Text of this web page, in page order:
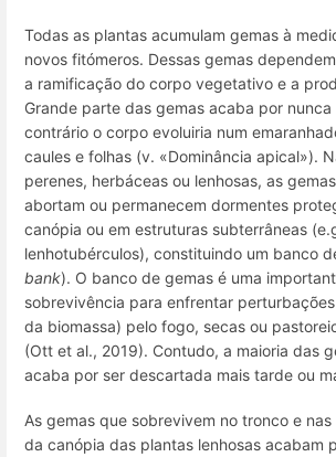
Todas as plantas acumulam gemas à
novos fitómeros. Dessas gemas
a ramificação do corpo vegetativo e a
Grande parte das gemas acaba por
contrário o corpo evoluiria num
caules e folhas (v. «Dominância apical»).
perenes, herbáceas ou lenhosas, as
abortam ou permanecem dormentes
canópia ou em estruturas subterrâneas
lenhotubérculos), constituindo um banco
bank). O banco de gemas é uma
sobrevivência para enfrentar
da biomassa) pelo fogo, secas ou
(Ott et al., 2019). Contudo, a maioria das
acaba por ser descartada mais tarde ou
As gemas que sobrevivem no tronco e
da canópia das plantas lenhosas acabam